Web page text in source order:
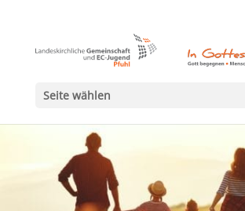
Seite wählen